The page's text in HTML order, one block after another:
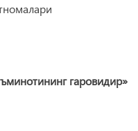
гаровидир»